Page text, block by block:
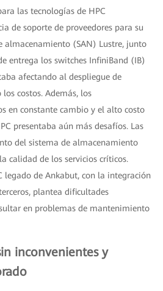
las tecnologías de HPC
de soporte de proveedores para su
almacenamiento (SAN) Lustre, junto
entrega los switches InfiniBand (IB)
afectando al despliegue de
costos. Además, los
en constante cambio y el alto costo
presentaba aún más desafíos. Las
del sistema de almacenamiento
calidad de los servicios críticos.
legado de Ankabut, con la integración
plantea dificultades
en problemas de mantenimiento
inconvenientes y